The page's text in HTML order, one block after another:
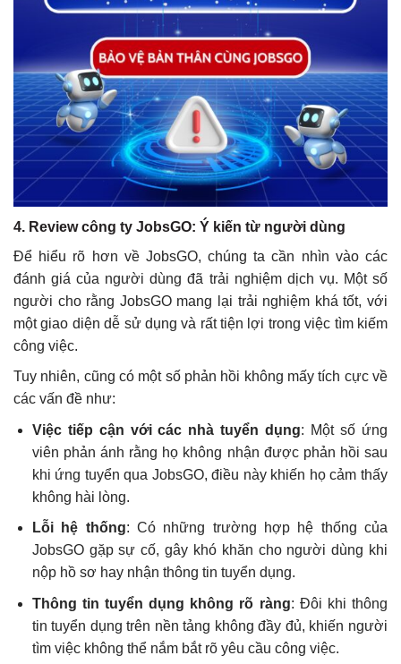
4. Review công ty JobsGO: Ý kiến từ người dùng
Để hiểu rõ hơn về JobsGO, chúng ta cần nhìn vào các
đánh giá của người dùng đã trải nghiệm dịch vụ. Một số
người cho rằng JobsGO mang lại trải nghiệm khá tốt, với
một giao diện dễ sử dụng và rất tiện lợi trong việc tìm kiếm
công việc.
Tuy nhiên, cũng có một số phản hồi không mấy tích cực về
các vấn đề như:
Việc tiếp cận với các nhà tuyển dụng: Một số ứng
viên phản ánh rằng họ không nhận được phản hồi sau
khi ứng tuyển qua JobsGO, điều này khiến họ cảm thấy
không hài lòng.
Lỗi hệ thống: Có những trường hợp hệ thống của
JobsGO gặp sự cố, gây khó khăn cho người dùng khi
nộp hồ sơ hay nhận thông tin tuyển dụng.
Thông tin tuyển dụng không rõ ràng: Đôi khi thông
tin tuyển dụng trên nền tảng không đầy đủ, khiến người
tìm việc không thể nắm bắt rõ yêu cầu công việc.